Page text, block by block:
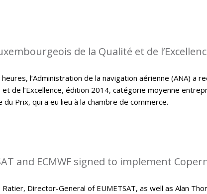
de la Qualité et de
l’Administration de la navigation aérienne (ANA) a
de l’Excellence, édition 2014, catégorie moyenne
Prix, qui a eu lieu à la chambre de commerce.
and ECMWF signed to implement
Director-General of EUMETSAT, as well as Alan